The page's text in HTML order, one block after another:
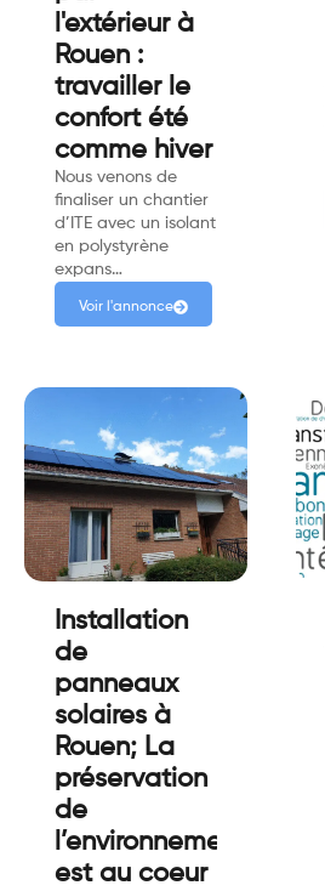
l'extérieur à
Rouen :
travailler le
confort été
comme hiver
Nous venons de
finaliser un chantier
d’ITE avec un isolant
en polystyrène
expans…
Voir l'annonce
Installation
de
panneaux
solaires à
Rouen; La
préservation
de
l’environnement
est au coeur